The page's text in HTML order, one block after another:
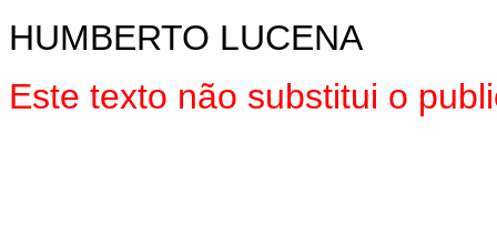
HUMBERTO LUCENA
Este texto não substitui o